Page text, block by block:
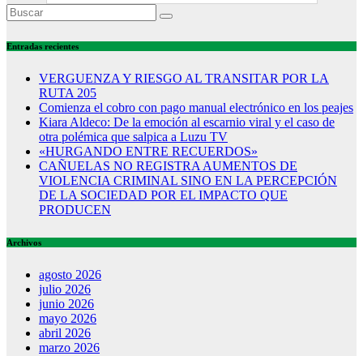
Entradas recientes
VERGUENZA Y RIESGO AL TRANSITAR POR LA
RUTA 205
Comienza el cobro con pago manual electrónico en los peajes
Kiara Aldeco: De la emoción al escarnio viral y el caso de
otra polémica que salpica a Luzu TV
«HURGANDO ENTRE RECUERDOS»
CAÑUELAS NO REGISTRA AUMENTOS DE
VIOLENCIA CRIMINAL SINO EN LA PERCEPCIÓN
DE LA SOCIEDAD POR EL IMPACTO QUE
PRODUCEN
Archivos
agosto 2026
julio 2026
junio 2026
mayo 2026
abril 2026
marzo 2026